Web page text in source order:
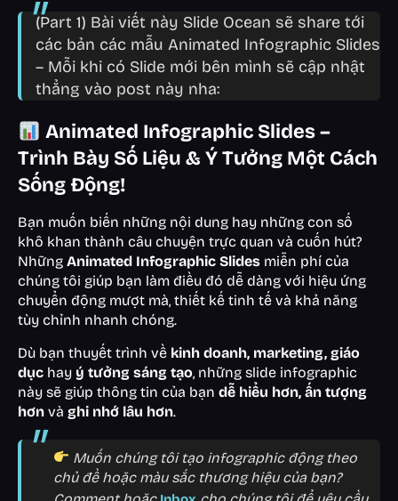
(Part 1) Bài viết này Slide Ocean sẽ share tới
các bản các mẫu Animated Infographic Slides
– Mỗi khi có Slide mới bên mình sẽ cập nhật
thẳng vào post này nha:
Animated Infographic Slides –
Trình Bày Số Liệu & Ý Tưởng Một Cách
Sống Động!
Bạn muốn biến những nội dung hay những con số
khô khan thành câu chuyện trực quan và cuốn hút?
Những Animated Infographic Slides miễn phí của
chúng tôi giúp bạn làm điều đó dễ dàng với hiệu ứng
chuyển động mượt mà, thiết kế tinh tế và khả năng
tùy chỉnh nhanh chóng.
Dù bạn thuyết trình về kinh doanh, marketing, giáo
dục hay ý tưởng sáng tạo, những slide infographic
này sẽ giúp thông tin của bạn dễ hiểu hơn, ấn tượng
hơn và ghi nhớ lâu hơn.
Muốn chúng tôi tạo infographic động theo
chủ đề hoặc màu sắc thương hiệu của bạn?